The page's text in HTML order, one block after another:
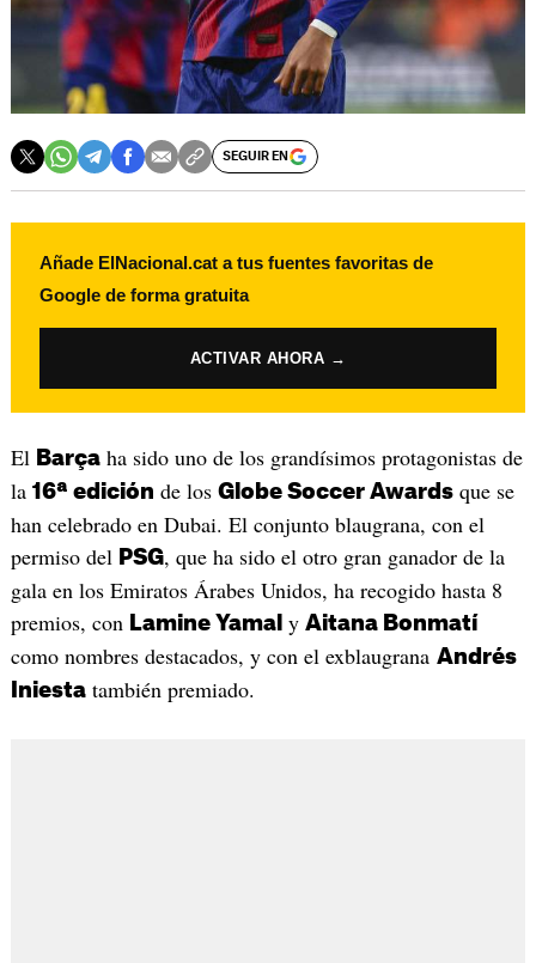
SEGUIR EN
Añade ElNacional.cat a tus fuentes favoritas de
Google de forma gratuita
ACTIVAR AHORA →
El Barçaha sido uno de los grandísimos protagonistas de
la 16ª edición de los Globe Soccer Awardsque se
han celebrado en Dubai. El conjunto blaugrana, con el
permiso del PSG, que ha sido el otro gran ganador de la
gala en los Emiratos Árabes Unidos, ha recogido hasta 8
premios, con Lamine Yamal y Aitana Bonmatí
como nombres destacados, y con el exblaugrana Andrés
Iniestatambién premiado.